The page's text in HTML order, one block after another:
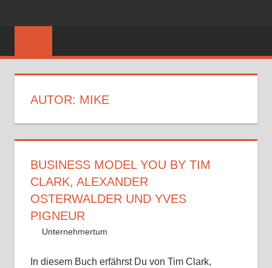
AUTOR: MIKE
BUSINESS MODEL YOU BY TIM
CLARK, ALEXANDER
OSTERWALDER UND YVES
PIGNEUR
15. August 2017
Mike
Unternehmertum
In diesem Buch erfährst Du von Tim Clark,